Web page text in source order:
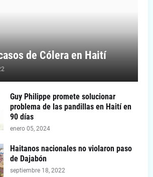
de Cólera en Haití
Guy Philippe promete solucionar
problema de las pandillas en Haití en
90 días
enero 05, 2024
Haitanos nacionales no violaron paso
de Dajabón
septiembre 18, 2022